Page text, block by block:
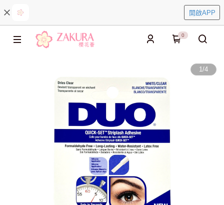
開啟APP
0
1/4